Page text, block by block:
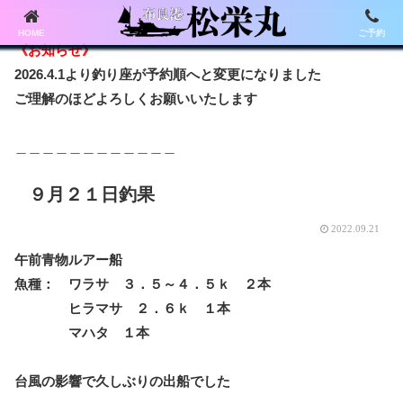
《お知らせ》
2026.4.1より釣り座が予約順へと変更になりました
ご理解のほどよろしくお願いいたします
９月２１日釣果
2022.09.21
午前青物ルアー船
魚種： ワラサ ３．５～４．５ｋ ２本
ヒラマサ ２．６ｋ １本
マハタ １本
台風の影響で久しぶりの出船でした
HOME ご予約